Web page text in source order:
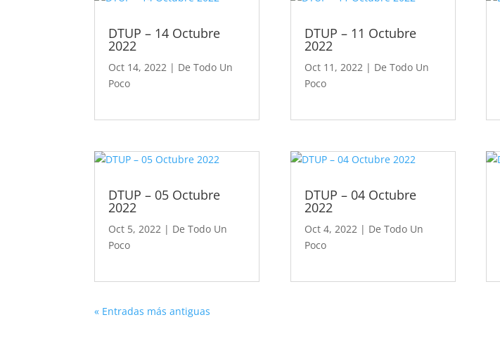
DTUP – 14 Octubre
2022
Oct 14, 2022 | De Todo Un
Poco
DTUP – 05 Octubre
2022
Oct 5, 2022 | De Todo Un
Poco
DTUP – 11 Octubre
2022
Oct 11, 2022| De Todo Un
Poco
DTUP – 04 Octubre
2022
Oct 4, 2022| De Todo Un
Poco
« Entradas más antiguas